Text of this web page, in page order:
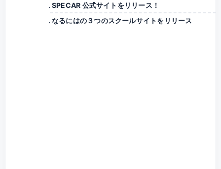
SPECAR 公式サイトをリリース！
なるにはの３つのスクールサイトをリリース